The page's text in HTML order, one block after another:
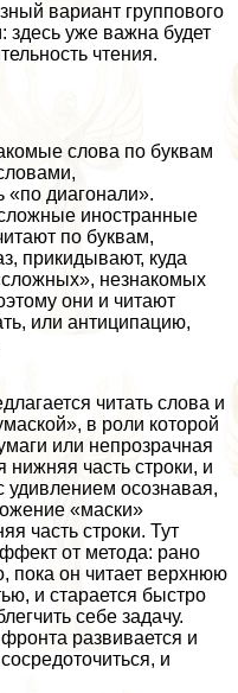
вариант группового
уже важна будет
чтения.
слова по буквам
«по диагонали».
иностранные
по буквам,
прикидывают, куда
незнакомых
они и читают
или антиципацию,
читать слова и
в роли которой
или непрозрачная
часть строки, и
удивлением осознавая,
«маски»
часть строки. Тут
от метода: рано
пока он читает верхнюю
и старается быстро
себе задачу.
развивается и
и